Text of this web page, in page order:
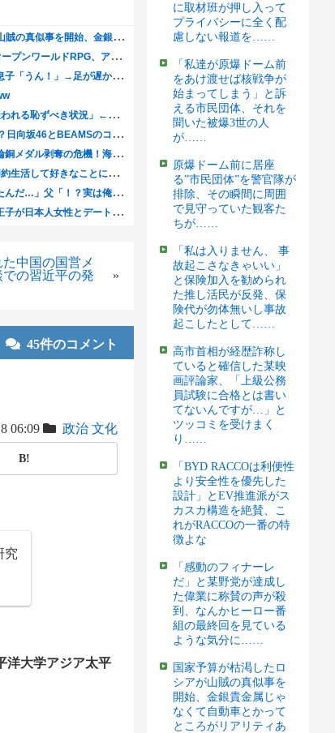
中国の国営メ
の習近平の発
»
45件のコメント
06:09 政治 文化
B!
究
洋大学アジア太平
に取材班が押し入って
プライバシーに全く配
慮しない報道を……
「私達が原爆ドーム前
をあけ渡せば核戦争が
始まってしまう」と訴
える市民団体、それを
聞いた被爆3世の人
が……
原爆ドーム前に居座
る”市民団体”を警官隊が
排除、その瞬間に周囲
で見守っていた観客た
ちが……
「私は入りません、 事
故起こさなきゃいい」
と保険加入を勧められ
た推し活民が反発、保
険代が勿体無いし事故
起こしたとして……
高市首相が経歴詐称し
ていると確信した某映
画評論家、「上級公務
員試験に合格とは書い
てないんですが…」と
ツッコミを受けまく
り……
「BYD RACCOは利便性
より安全性を優先した
設計」とEV推進派がス
カスカ構造を絶賛、こ
れがRACCOの一番の特
徴よな
「感動のフィナーレ
だ」と某野党が達成し
た偉業に称賛の声が殺
到、なんかヒーロー番
組の最終回を見ている
ような気分に……
国家予算が枯渇したロ
シアが山賊の真似事を
開始、金銀貴金属じゃ
なくて自動車とかって
ところがリアリティあ